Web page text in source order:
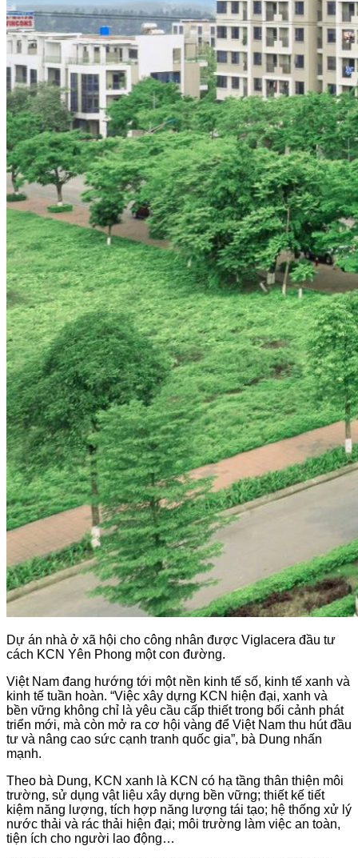
Dự án nhà ở xã hội cho công nhân được Viglacera đầu tư
cách KCN Yên Phong một con đường.
Việt Nam đang hướng tới một nền kinh tế số, kinh tế xanh và
kinh tế tuần hoàn. “Việc xây dựng KCN hiện đại, xanh và
bền vững không chỉ là yêu cầu cấp thiết trong bối cảnh phát
triển mới, mà còn mở ra cơ hội vàng để Việt Nam thu hút đầu
tư và nâng cao sức cạnh tranh quốc gia”, bà Dung nhấn
mạnh.
Theo bà Dung, KCN xanh là KCN có hạ tầng thân thiện môi
trường, sử dụng vật liệu xây dựng bền vững; thiết kế tiết
kiệm năng lượng, tích hợp năng lượng tái tạo; hệ thống xử lý
nước thải và rác thải hiện đại; môi trường làm việc an toàn,
tiện ích cho người lao động…